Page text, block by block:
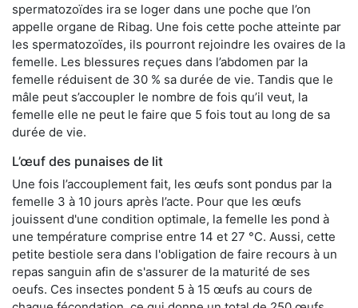
spermatozoïdes ira se loger dans une poche que l’on
appelle organe de Ribag. Une fois cette poche atteinte par
les spermatozoïdes, ils pourront rejoindre les ovaires de la
femelle. Les blessures reçues dans l’abdomen par la
femelle réduisent de 30 % sa durée de vie. Tandis que le
mâle peut s’accoupler le nombre de fois qu’il veut, la
femelle elle ne peut le faire que 5 fois tout au long de sa
durée de vie.
L’œuf des punaises de lit
Une fois l’accouplement fait, les œufs sont pondus par la
femelle 3 à 10 jours après l’acte. Pour que les œufs
jouissent d'une condition optimale, la femelle les pond à
une température comprise entre 14 et 27 °C. Aussi, cette
petite bestiole sera dans l'obligation de faire recours à un
repas sanguin afin de s'assurer de la maturité de ses
oeufs. Ces insectes pondent 5 à 15 œufs au cours de